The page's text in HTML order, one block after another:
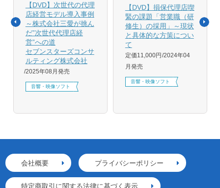
【DVD】次世代の代理
店経営モデル導入事例
～株式会社三愛が挑ん
だ”次世代代理店経
営”への道
セブンスターズコンサ
ルティング株式会社
2025年08月発売
音響・映像ソフト
【DVD】損保代理店喫
緊の課題「営業職（研
修生）の採用」～現状
と具体的な方策につい
て
定価11,000円 2024年04
月発売
音響・映像ソフト
会社概要 プライバシーポリシー
特定商取引に関する法律に基づく表示